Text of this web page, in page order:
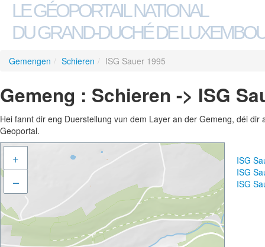
LE GÉOPORTAIL NATIONAL
DU GRAND-DUCHÉ DE
Gemengen / Schieren / ISG Sauer 1995
Gemeng : Schieren -> ISG
Hei fannt dir eng Duerstellung vun dem Layer an der Gemeng, déi
Geoportal.
+
–
ISG
ISG
ISG